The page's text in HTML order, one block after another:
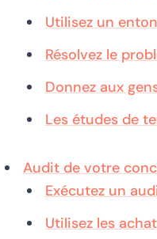
Utilisez un
Résolvez le
Donnez aux
Les études de
Audit de votre
Exécutez un
Utilisez les